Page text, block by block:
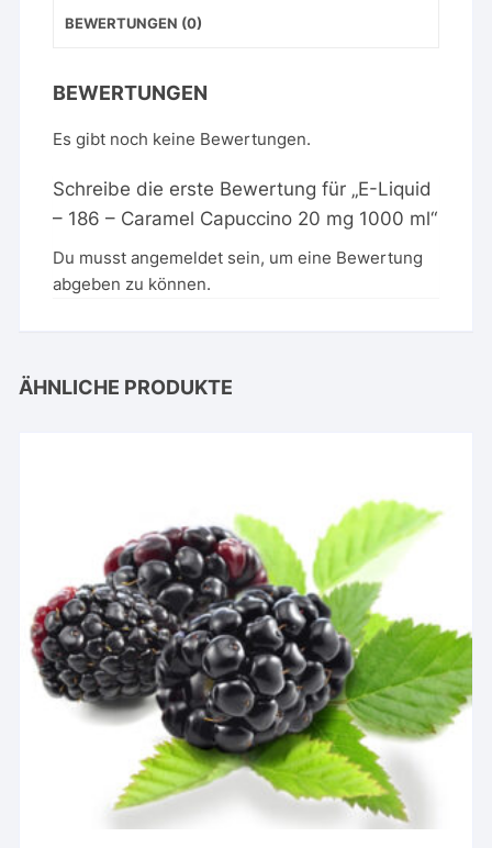
BEWERTUNGEN (0)
BEWERTUNGEN
Es gibt noch keine Bewertungen.
Schreibe die erste Bewertung für „E-Liquid
– 186 – Caramel Capuccino 20 mg 1000 ml“
Du musstangemeldet sein, um eine Bewertung
abgeben zu können.
ÄHNLICHE PRODUKTE